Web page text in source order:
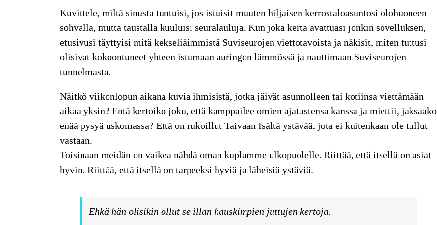
Kuvittele, miltä sinusta tuntuisi, jos istuisit muuten hiljaisen kerrostaloasuntosi olohuoneen
sohvalla, mutta taustalla kuuluisi seuralauluja. Kun joka kerta avattuasi jonkin sovelluksen,
etusivusi täyttyisi mitä kekseliäimmistä Suviseurojen viettotavoista ja näkisit, miten tuttusi
olisivat kokoontuneet yhteen istumaan auringon lämmössä ja nauttimaan Suviseurojen
tunnelmasta.
Näitkö viikonlopun aikana kuvia ihmisistä, jotka jäivät asunnolleen tai kotiinsa viettämään
aikaa yksin? Entä kertoiko joku, että kamppailee omien ajatustensa kanssa ja miettii, jaksaako
enää pysyä uskomassa? Että on rukoillut Taivaan Isältä ystävää, jota ei kuitenkaan ole tullut
vastaan.
Toisinaan meidän on vaikea nähdä oman kuplamme ulkopuolelle. Riittää, että itsellä on asiat
hyvin. Riittää, että itsellä on tarpeeksi hyviä ja läheisiä ystäviä.
Ehkä hän olisikin ollut se illan hauskimpien juttujen kertoja.